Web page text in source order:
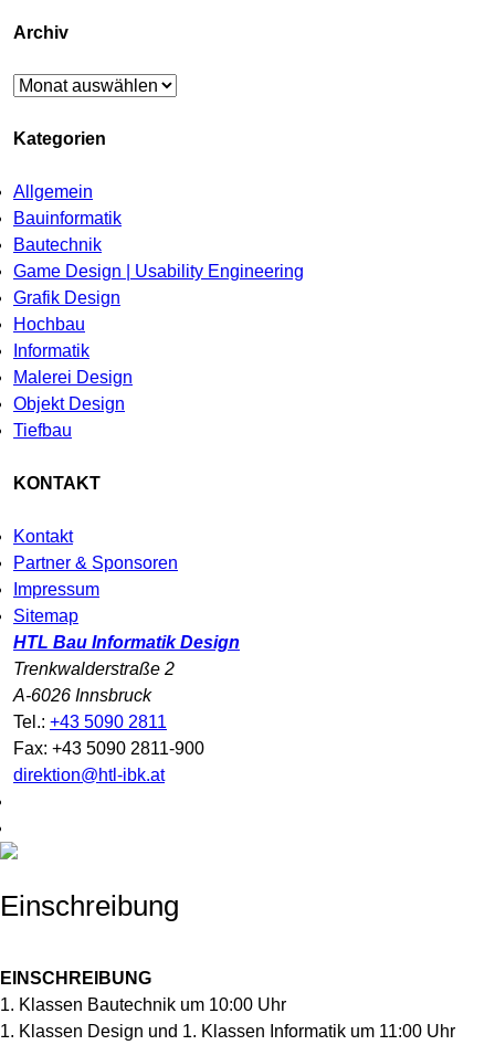
Archiv
Archiv
Kategorien
Allgemein
Bauinformatik
Bautechnik
Game Design | Usability Engineering
Grafik Design
Hochbau
Informatik
Malerei Design
Objekt Design
Tiefbau
KONTAKT
Kontakt
Partner & Sponsoren
Impressum
Sitemap
HTL Bau Informatik Design
Trenkwalderstraße 2
A-6026 Innsbruck
Tel.: +43 5090 2811
Fax: +43 5090 2811-900
direktion@htl-ibk.at
Einschreibung
EINSCHREIBUNG
1. Klassen Bautechnik um 10:00 Uhr
1. Klassen Design und 1. Klassen Informatik um 11:00 Uhr